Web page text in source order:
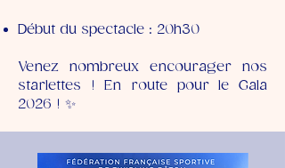
Début du spectacle : 20h30
Venez nombreux encourager nos
starlettes ! En route pour le Gala
2026 ! ✨